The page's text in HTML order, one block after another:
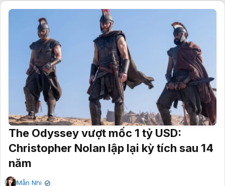
The Odyssey vượt mốc 1 tỷ USD:
Christopher Nolan lập lại kỳ tích sau 14
năm
Mẫn Nhi ✔